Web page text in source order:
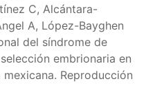
C, Alcántara-
A, López-Bayghen
del síndrome de
embrionaria en
Reproducción